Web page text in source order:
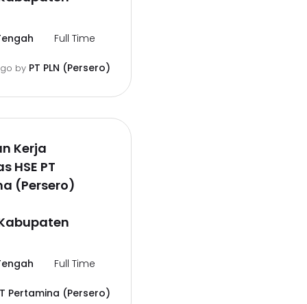
Full Time
by PT PLN (Persero)
Kerja
HSE PT
(Persero)
Full Time
Pertamina (Persero)